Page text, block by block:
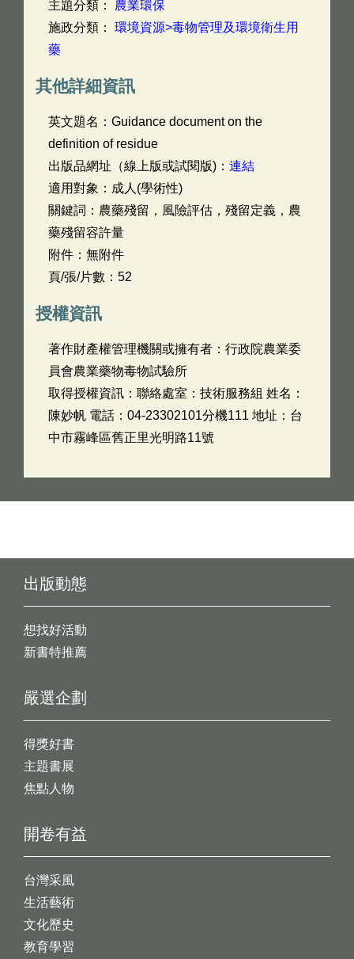
主題分類： 農業環保
施政分類： 環境資源>毒物管理及環境衛生用
藥
其他詳細資訊
英文題名： Guidance document on the
definition of residue
出版品網址（線上版或試閱版)： 連結
適用對象：成人(學術性)
關鍵詞：農藥殘留，風險評估，殘留定義，農
藥殘留容許量
附件：無附件
頁/張/片數：52
授權資訊
著作財產權管理機關或擁有者：行政院農業委
員會農業藥物毒物試驗所
取得授權資訊：聯絡處室：技術服務組 姓名：
陳妙帆 電話：04-23302101分機111 地址：台
中市霧峰區舊正里光明路11號
出版動態
想找好活動
新書特推薦
開卷有益
台灣采風
生活藝術
文化歷史
教育學習
嚴選企劃
得獎好書
主題書展
焦點人物